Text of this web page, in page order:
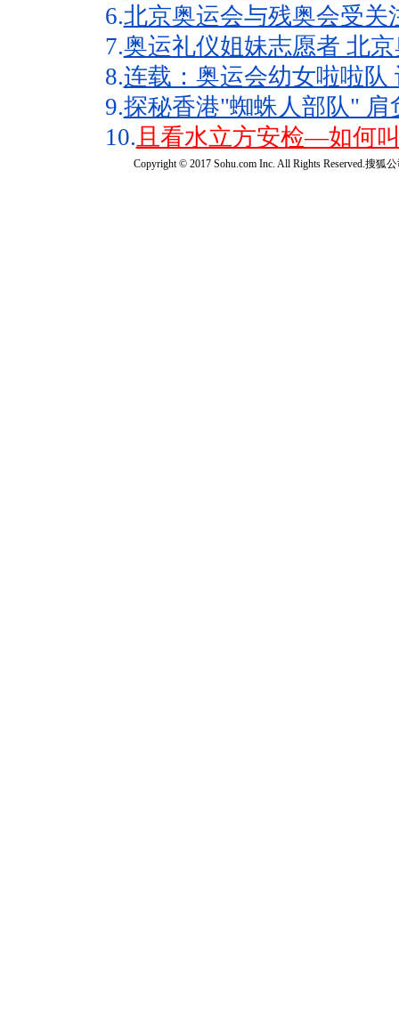
6.北京奥运会与残奥会受关
7.奥运礼仪姐妹志愿者 北
8.连载：奥运会幼女啦啦队
9.探秘香港"蜘蛛人部队"
10.且看水立方安检—如何
Copyright © 2017 Sohu.com Inc. All Rights Reserved.搜狐